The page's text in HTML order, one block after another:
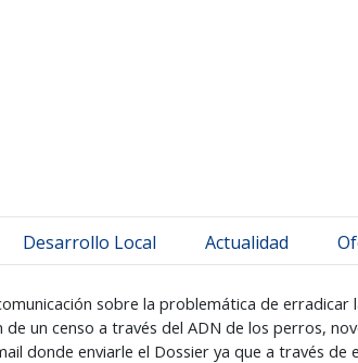
Desarrollo Local Actualidad
sobre la problemática de erradicar
un censo a través del ADN de los perros,
donde enviarle el Dossier ya que a través